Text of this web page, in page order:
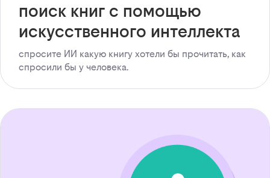
поиск книг с помощью
искусственного интеллекта
спросите ИИ какую книгу хотели бы прочитать, как
спросили бы у человека.